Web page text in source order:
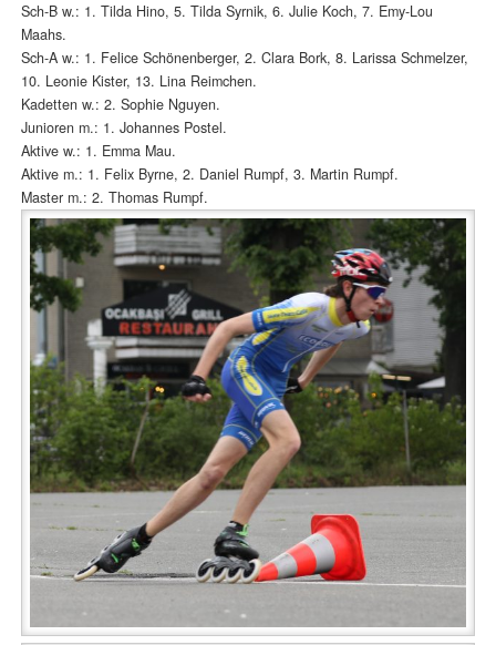
Sch-B w.: 1. Tilda Hino, 5. Tilda Syrnik, 6. Julie Koch, 7. Emy-Lou
Maahs.
Sch-A w.: 1. Felice Schönenberger, 2. Clara Bork, 8. Larissa Schmelzer,
10. Leonie Kister, 13. Lina Reimchen.
Kadetten w.: 2. Sophie Nguyen.
Junioren m.: 1. Johannes Postel.
Aktive w.: 1. Emma Mau.
Aktive m.: 1. Felix Byrne, 2. Daniel Rumpf, 3. Martin Rumpf.
Master m.: 2. Thomas Rumpf.